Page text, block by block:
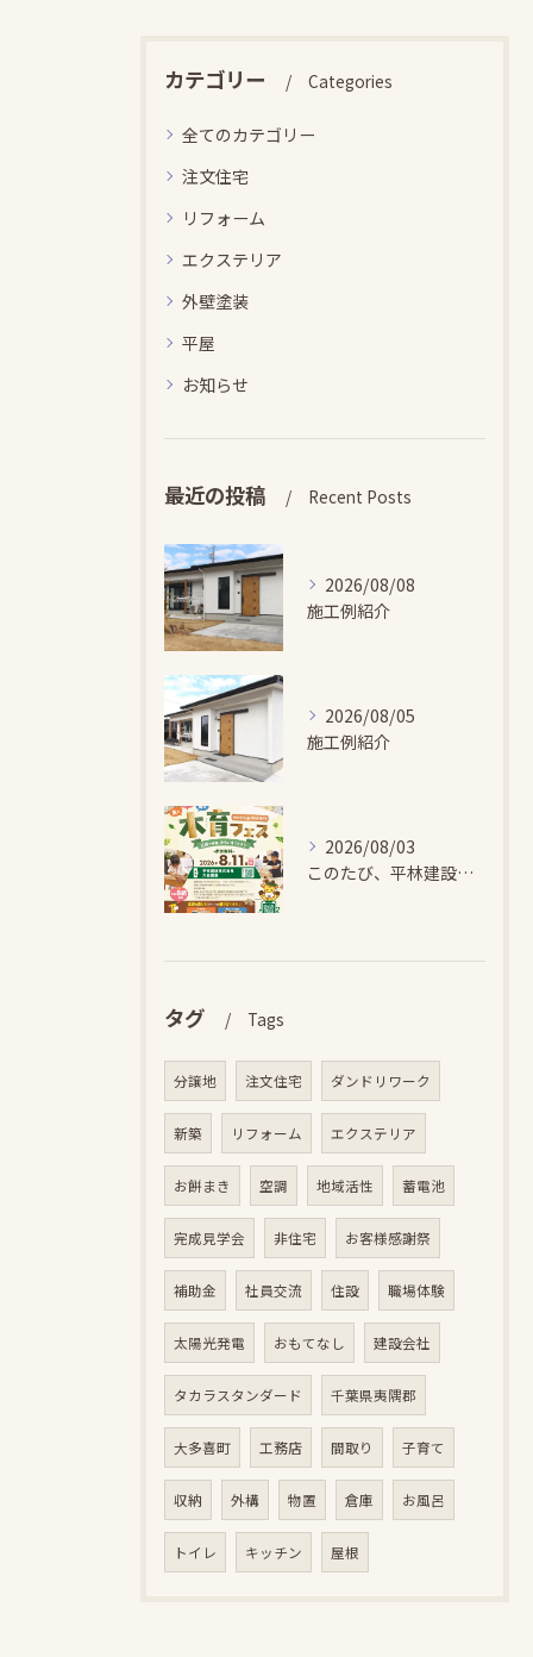
カテゴリー Categories
全てのカテゴリー
注文住宅
リフォーム
エクステリア
外壁塗装
平屋
お知らせ
最近の投稿 Recent Posts
2026/08/08
施工例紹介
2026/08/05
施工例紹介
2026/08/03
このたび、平林建設では、お子さまが木とふれあい・木について学...
タグ Tags
分譲地 注文住宅 ダンドリワーク
新築 リフォーム エクステリア
お餅まき 空調 地域活性 蓄電池
完成見学会 非住宅 お客様感謝祭
補助金 社員交流 住設 職場体験
太陽光発電 おもてなし 建設会社
タカラスタンダード 千葉県夷隅郡
大多喜町 工務店 間取り 子育て
収納 外構 物置 倉庫 お風呂
トイレ キッチン 屋根